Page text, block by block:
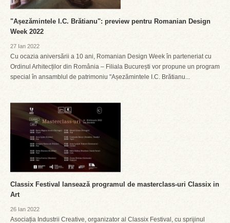
"Așezămintele I.C. Brătianu": preview pentru Romanian Design
Week 2022
27 Ian 2022
Cu ocazia aniversării a 10 ani, Romanian Design Week în parteneriat cu
Ordinul Arhitecților din România – Filiala București vor propune un program
special în ansamblul de patrimoniu "Așezămintele I.C. Brătianu...
Classix Festival lansează programul de masterclass-uri Classix in
Art
26 Ian 2022
Asociația Industrii Creative, organizator al Classix Festival, cu sprijinul